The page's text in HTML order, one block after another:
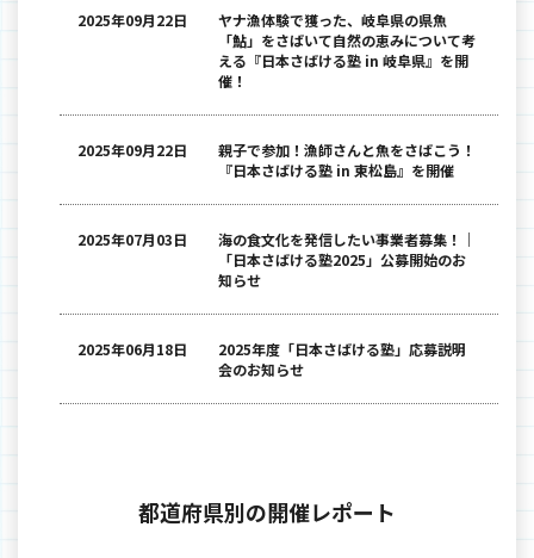
2025年09月22日
ヤナ漁体験で獲った、岐阜県の県魚
「鮎」をさばいて自然の恵みについて考
える『日本さばける塾 in 岐阜県』を開
催！
2025年09月22日
親子で参加！漁師さんと魚をさばこう！
『日本さばける塾 in 東松島』を開催
2025年07月03日
海の食文化を発信したい事業者募集！｜
「日本さばける塾2025」公募開始のお
知らせ
2025年06月18日
2025年度「日本さばける塾」応募説明
会のお知らせ
都道府県別の開催レポート